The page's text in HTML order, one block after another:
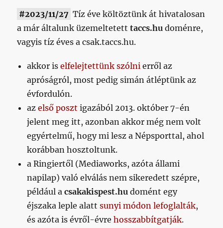
#2023/11/27 Tíz éve költöztünk át hivatalosan
a már általunk üzemeltetetttaccs.hu doménre,
vagyis tíz éves a csak.taccs.hu.
akkor iselfelejtettünk szólni erről az
apróságról, most pedig simán átléptünk az
évfordulón.
azelső poszt igazából 2013. október 7-én
jelent meg itt, azonban akkor még nem volt
egyértelmű, hogy mi lesz a Népsporttal, ahol
korábban hosztoltunk.
a Ringiertől (Mediaworks, azóta állami
napilap) való elválás nem sikeredett szépre,
például acsakakispest.hu domént egy
éjszaka leple alattsunyi módon lefoglalták,
és azóta is évről-évrehosszabbítgatják.